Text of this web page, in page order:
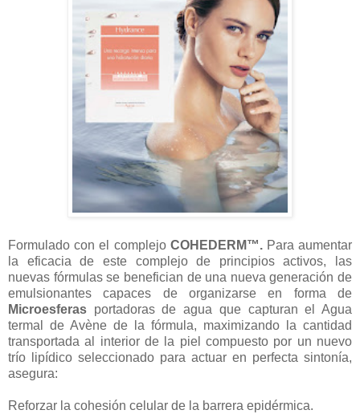
Formulado con el complejo COHEDERM™.Para aumentar
la eficacia de este complejo de principios activos, las
nuevas fórmulas se benefician de una nueva generación de
emulsionantes capaces de organizarse en forma de
Microesferas portadoras de agua que capturan el Agua
termal de Avène de la fórmula, maximizando la cantidad
transportada al interior de la piel compuesto por un nuevo
trío lipídico seleccionado para actuar en perfecta sintonía,
asegura:
Reforzar la cohesión celular de la barrera epidérmica.